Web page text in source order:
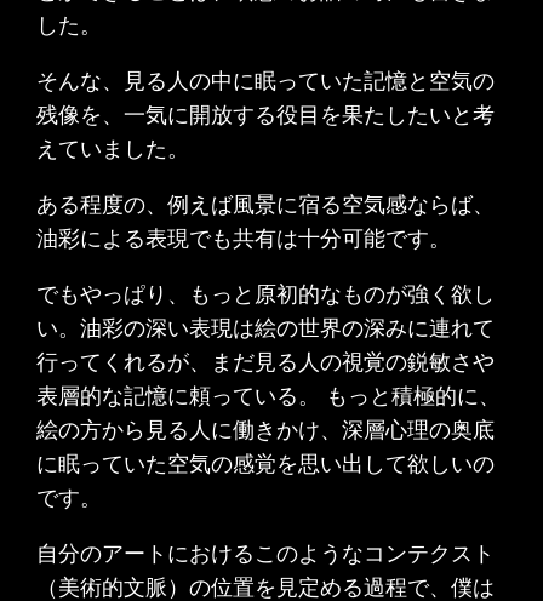
した。
そんな、見る人の中に眠っていた記憶と空気の
残像を、一気に開放する役目を果たしたいと考
えていました。
ある程度の、例えば風景に宿る空気感ならば、
油彩による表現でも共有は十分可能です。
でもやっぱり、もっと原初的なものが強く欲し
い。油彩の深い表現は絵の世界の深みに連れて
行ってくれるが、まだ見る人の視覚の鋭敏さや
表層的な記憶に頼っている。 もっと積極的に、
絵の方から見る人に働きかけ、深層心理の奥底
に眠っていた空気の感覚を思い出して欲しいの
です。
自分のアートにおけるこのようなコンテクスト
（美術的文脈）の位置を見定める過程で、僕は